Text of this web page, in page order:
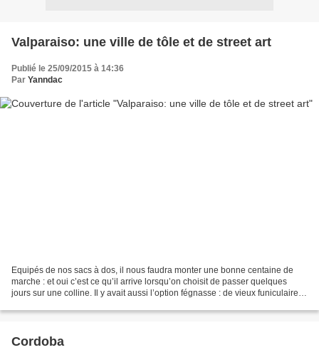
Valparaiso: une ville de tôle et de street art
Publié le 25/09/2015 à 14:36
Par Yanndac
Equipés de nos sacs à dos, il nous faudra monter une bonne centaine de
marche : et oui c’est ce qu’il arrive lorsqu’on choisit de passer quelques
jours sur une colline. Il y avait aussi l’option fégnasse : de vieux funiculaires
Cordoba